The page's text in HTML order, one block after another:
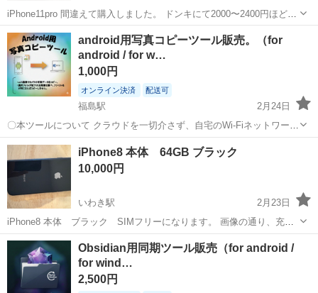
iPhone11pro 間違えて購入しました。 ドンキにて2000〜2400円ほどで
購入 ご検討ください
福島 福島市 岩代清水駅 その他 iPhone11
android用写真コピーツール販売。（for
android / for w…
1,000円
オンライン決済 配送可
福島駅
2月24日
〇本ツールについて クラウドを一切介さず、自宅のWi-Fiネットワーク
のみでAndroidの写真をPCへダイレクトに転送します。 ※対象：
Android → Windows（バックアップ・コピー専用） 安心のコピー...
福島 福島市 その他 フォルダ
iPhone8 本体 64GB ブラック
10,000円
いわき駅
2月23日
iPhone8 本体 ブラック SIMフリーになります。 画像の通り、充電
容量74%です。充電口に使用に伴う塗装ハゲがありますが、ケースを
着用して使用していたため状態は比較的良好です。ご検討ください。
福島 いわき市 いわき駅 その他 iPhone8
Obsidian用同期ツール販売（for android /
for wind…
2,500円